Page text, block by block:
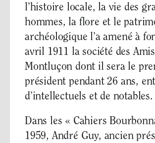
l’histoire locale, la vie des
hommes, la flore et le
archéologique l’a amené à
avril 1911 la société des
Montluçon dont il sera le
président pendant 26 ans,
d’intellectuels et de notables.
Dans les « Cahiers
1959, André Guy, ancien